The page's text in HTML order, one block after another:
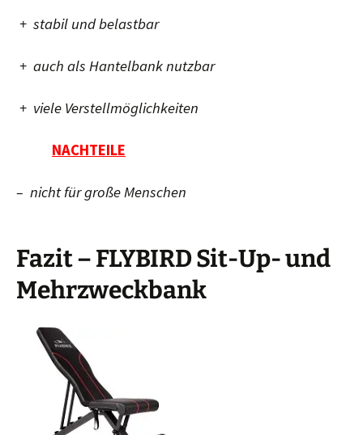
+ stabil und belastbar
+ auch als Hantelbank nutzbar
+ viele Verstellmöglichkeiten
NACHTEILE
– nicht für große Menschen
Fazit – FLYBIRD Sit-Up- und
Mehrzweckbank